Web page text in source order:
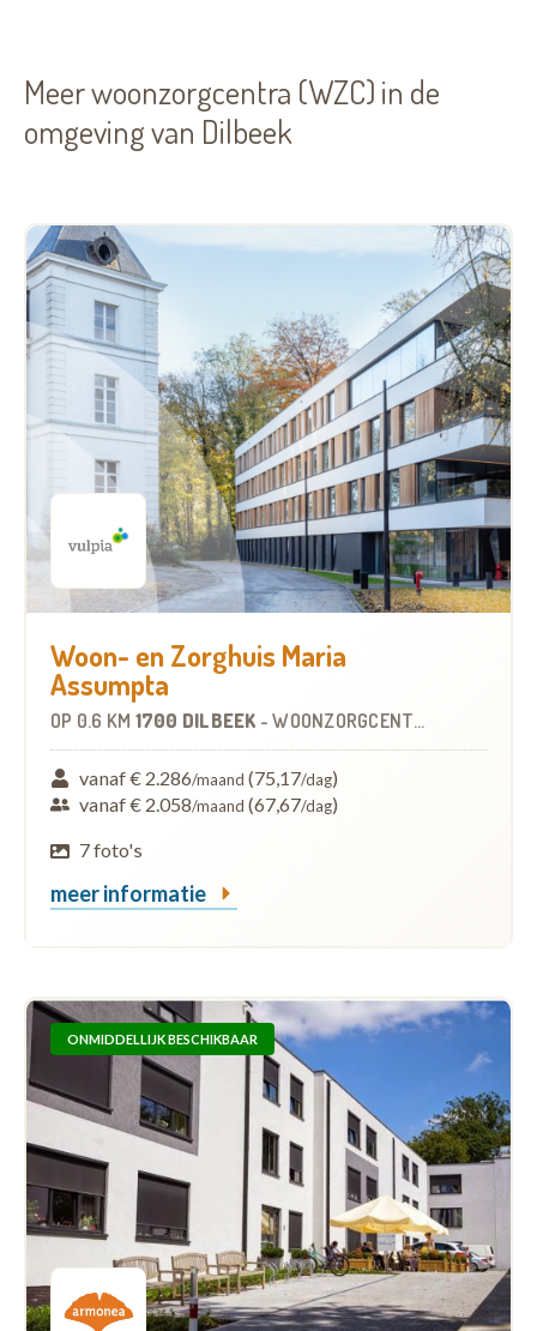
Meer woonzorgcentra (WZC) in de
omgeving van Dilbeek
Woon- en Zorghuis Maria
Assumpta
OP 0.6 KM 1700 DILBEEK -WOONZORGCENTRUM (WZC)
vanaf € 2.286/maand (75,17/dag)
vanaf € 2.058/maand (67,67/dag)
7 foto's
meer informatie
ONMIDDELLIJK BESCHIKBAAR